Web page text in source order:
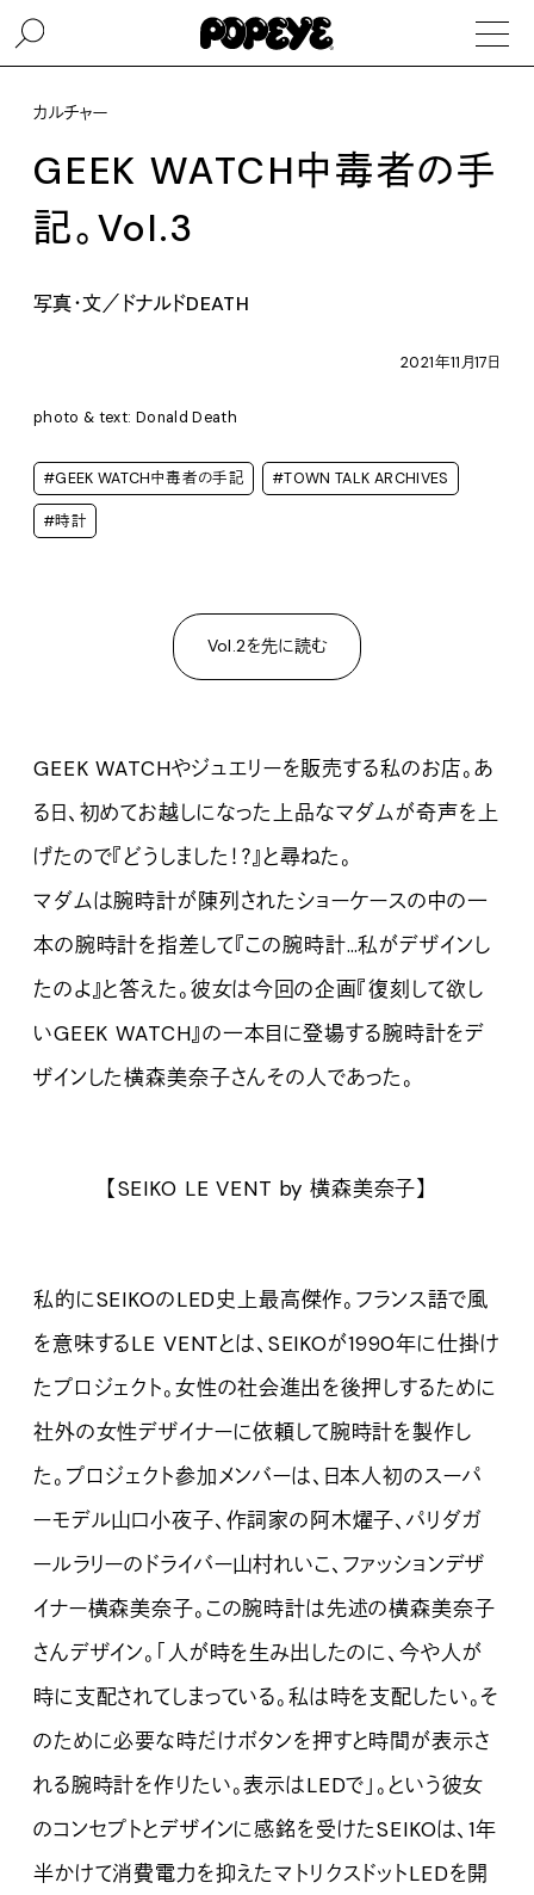
カルチャー
GEEK WATCH中毒者の手
記。Vol.3
写真・文／ドナルドDEATH
2021年11月17日
photo & text: Donald Death
#GEEK WATCH中毒者の手記 #TOWN TALK ARCHIVES
#時計
Vol.2を先に読む
GEEK WATCHやジュエリーを販売する私のお店。あ
る日、初めてお越しになった上品なマダムが奇声を上
げたので『どうしました！？』と尋ねた。
マダムは腕時計が陳列されたショーケースの中の一
本の腕時計を指差して『この腕時計…私がデザインし
たのよ』と答えた。彼女は今回の企画『復刻して欲し
いGEEK WATCH』の一本目に登場する腕時計をデ
ザインした横森美奈子さんその人であった。
【SEIKO LE VENT by 横森美奈子】
私的にSEIKOのLED史上最高傑作。フランス語で風
を意味するLE VENTとは、SEIKOが1990年に仕掛け
たプロジェクト。女性の社会進出を後押しするために
社外の女性デザイナーに依頼して腕時計を製作し
た。プロジェクト参加メンバーは、日本人初のスーパ
ーモデル山口小夜子、作詞家の阿木燿子、パリダガ
ールラリーのドライバー山村れいこ、ファッションデザ
イナー横森美奈子。この腕時計は先述の横森美奈子
さんデザイン。「人が時を生み出したのに、今や人が
時に支配されてしまっている。私は時を支配したい。そ
のために必要な時だけボタンを押すと時間が表示さ
れる腕時計を作りたい。表示はLEDで」。という彼女
のコンセプトとデザインに感銘を受けたSEIKOは、1年
半かけて消費電力を抑えたマトリクスドットLEDを開